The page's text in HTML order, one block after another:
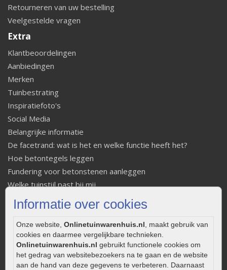
Informatie over cookies
Onze website, Onlinetuinwarenhuis.nl, maakt gebruik van
cookies en daarmee vergelijkbare technieken.
Onlinetuinwarenhuis.nl gebruikt functionele cookies om
het gedrag van websitebezoekers na te gaan en de website
aan de hand van deze gegevens te verbeteren. Daarnaast
Retourneren van uw bestelling
Veelgestelde vragen
Extra
Klantbeoordelingen
Aanbiedingen
Merken
Tuinbestrating
Inspiratiefoto's
Social Media
Belangrijke informatie
De facetrand: wat is het en welke functie heeft het?
Hoe betontegels leggen
Fundering voor betonstenen aanleggen
Welke tuinstijl past bij mij
Strakke tuin inrichten
Legverbanden gebakken bestrating
Onderhoud van gebakken bestrating
Aanlegtips voor gebakken bestrating
Zelf een terras aanleggen
Kleine stadstuin inrichten